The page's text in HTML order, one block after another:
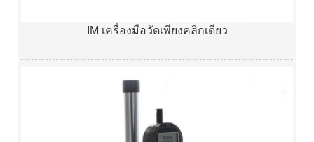
IM เครื่องมือวัดเพียงคลิกเดียว